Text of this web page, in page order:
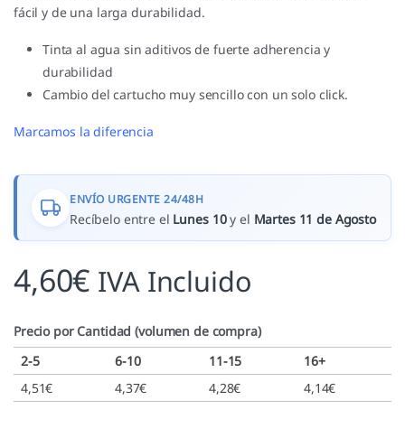
fácil y de una larga durabilidad.
Tinta al agua sin aditivos de fuerte adherencia y
durabilidad
Cambio del cartucho muy sencillo con un solo click.
Marcamos la diferencia
ENVÍO URGENTE 24/48H
Recíbelo entre el Lunes 10y el Martes 11 de Agosto
4,60€ IVA Incluido
Precio por Cantidad (volumen de compra)
2-5
6-10 11-15
16+
4,51€ 4,37€ 4,28€ 4,14€